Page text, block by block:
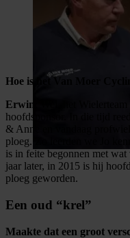
Hoe is het Van Moer
Erwin
: Wel, het
hoofdsponsor. In die tijd
& Anne en vandaag
ploeg. Zo leerden we Jo
is in feite begonnen met
jaar later, in 2015 is hij
ploeg geworden.
Een oud “krel”
Maakte dat een groot